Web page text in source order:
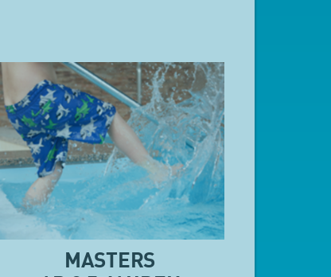
MASTERS